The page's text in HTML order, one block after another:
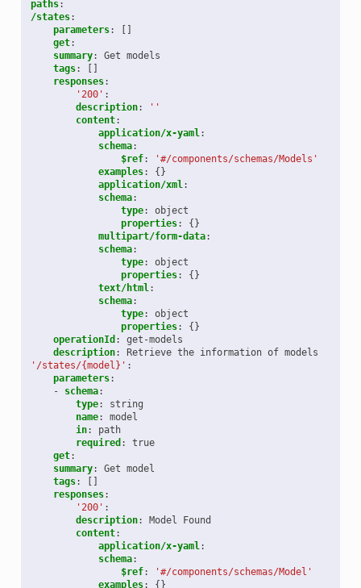
paths:
/states:
parameters:
[]
get:
summary:
Get models
tags:
[]
responses:
'200' :
description:
''
content:
application/x-yaml:
schema:
$ref:
'#/components/schemas/Models'
examples:
{}
application/xml:
schema:
type:
object
properties:
{}
multipart/form-data:
schema:
type:
object
properties:
{}
text/html:
schema:
type:
object
properties:
{}
operationId :
get-models
description:
Retrieve the information of models
'/states/{model}' :
parameters:
-
schema:
type:
string
name:
model
in:
path
required :
true
get:
summary:
Get model
tags:
[]
responses:
'200' :
description:
Model Found
content:
application/x-yaml:
schema:
$ref:
'#/components/schemas/Model'
examples: {}